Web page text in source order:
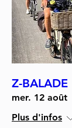
Z-BALADE
mer. 12 août
Plus d'infos